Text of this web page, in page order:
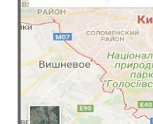
Жіноча рубашка